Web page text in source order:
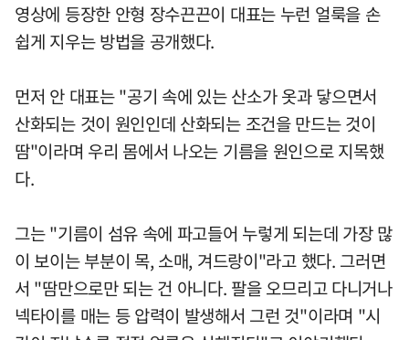
영상에 등장한 안형 장수끈끈이 대표는 누런 얼룩을 손
쉽게 지우는 방법을 공개했다.
먼저 안 대표는 "공기 속에 있는 산소가 옷과 닿으면서
산화되는 것이 원인인데 산화되는 조건을 만드는 것이
땀"이라며 우리 몸에서 나오는 기름을 원인으로 지목했
다.
그는 "기름이 섬유 속에 파고들어 누렇게 되는데 가장 많
이 보이는 부분이 목, 소매, 겨드랑이"라고 했다. 그러면
서 "땀만으로만 되는 건 아니다. 팔을 오므리고 다니거나
넥타이를 매는 등 압력이 발생해서 그런 것"이라며 "시